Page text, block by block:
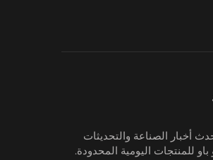
أخبار الصناعة والتحديثات
للمنتجات اليومية المحدودة.